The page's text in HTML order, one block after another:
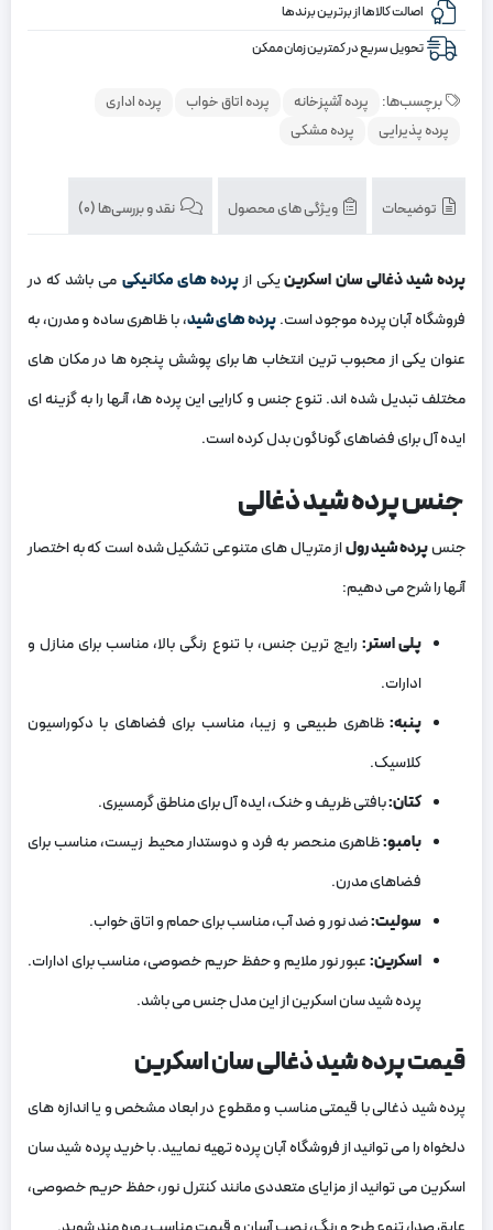
اصالت کالاها از برترین برندها
تحویل سریع در کمترین زمان ممکن
برچسب‌ها: پرده آشپزخانه پرده اتاق خواب
پرده اداری
پرده پذیرایی
پرده مشکی
توضیحات ویژگی های محصول نقد و بررسی‌ها (0)
پرده شید ذغالی سان اسکرینیکی ازپرده های مکانیکی می باشد که در
فروشگاه آبان پرده موجود است.پرده های شید، با ظاهری ساده و مدرن، به
عنوان یکی از محبوب ترین انتخاب ها برای پوشش پنجره ها در مکان های
مختلف تبدیل شده اند. تنوع جنس و کارایی این پرده ها، آنها را به گزینه ای
ایده آل برای فضاهای گوناگون بدل کرده است.
جنس پرده شید ذغالی
جنسپرده شید رولاز متریال های متنوعی تشکیل شده است که به اختصار
آنها را شرح می دهیم:
پلی استر: رایج ترین جنس، با تنوع رنگی بالا، مناسب برای منازل و
ادارات.
پنبه: ظاهری طبیعی و زیبا، مناسب برای فضاهای با دکوراسیون
کلاسیک.
کتان:بافتی ظریف و خنک، ایده آل برای مناطق گرمسیری.
بامبو:ظاهری منحصر به فرد و دوستدار محیط زیست، مناسب برای
فضاهای مدرن.
سولیت:ضد نور و ضد آب، مناسب برای حمام و اتاق خواب.
اسکرین:عبور نور ملایم و حفظ حریم خصوصی، مناسب برای ادارات.
پرده شید سان اسکرین از این مدل جنس می باشد.
قیمتپرده شید ذغالی سان اسکرین
پرده شید ذغالی با قیمتی مناسب و مقطوع در ابعاد مشخص و یا اندازه های
دلخواه را می توانید از فروشگاه آبان پرده تهیه نمایید. با خرید پرده شید سان
اسکرین می‌ توانید از مزایای متعددی مانند کنترل نور، حفظ حریم خصوصی،